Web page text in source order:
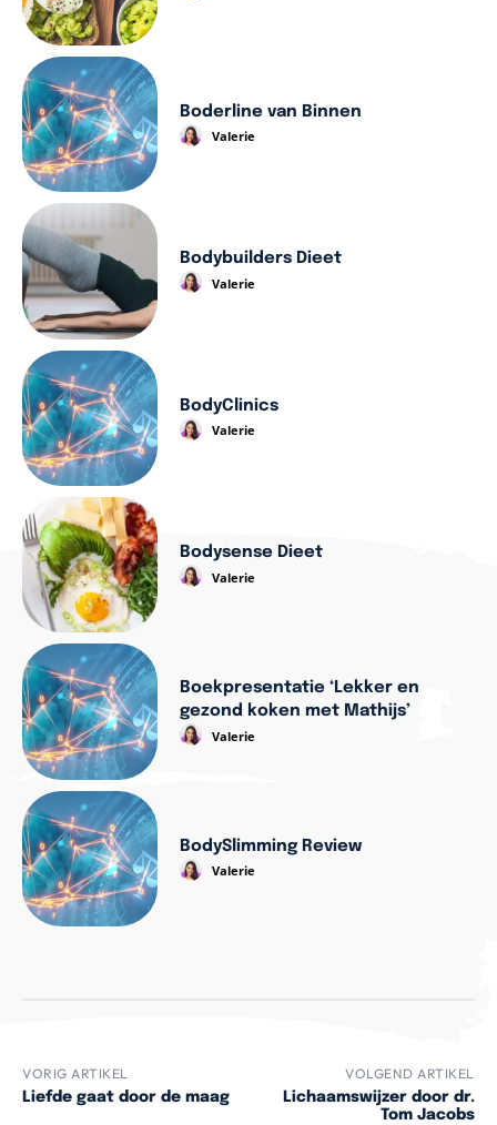
Boderline van Binnen
Valerie
Bodybuilders Dieet
Valerie
BodyClinics
Valerie
Bodysense Dieet
Valerie
Boekpresentatie ‘Lekker en
gezond koken met Mathijs’
Valerie
BodySlimming Review
Valerie
VORIG ARTIKEL
Liefde gaat door de maag
VOLGEND ARTIKEL
Lichaamswijzer door dr.
Tom Jacobs